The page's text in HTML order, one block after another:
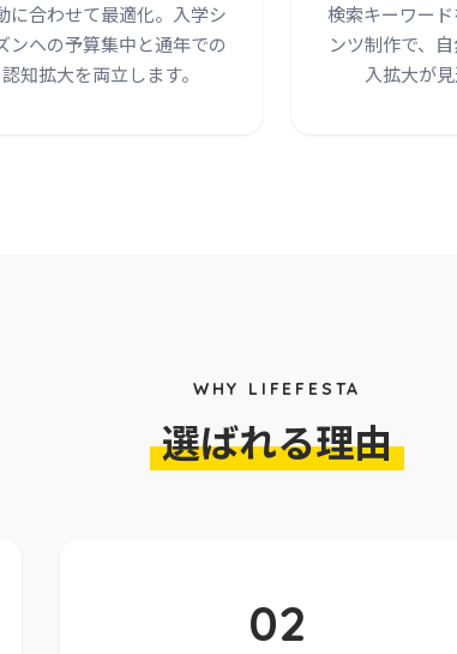
に合わせて最適化。入学シ
ンへの予算集中と通年での
認知拡大を両立します。
検索キーワー
ンツ制作で、
入拡大が見
WHY LIFEFESTA
選ばれる理由
02